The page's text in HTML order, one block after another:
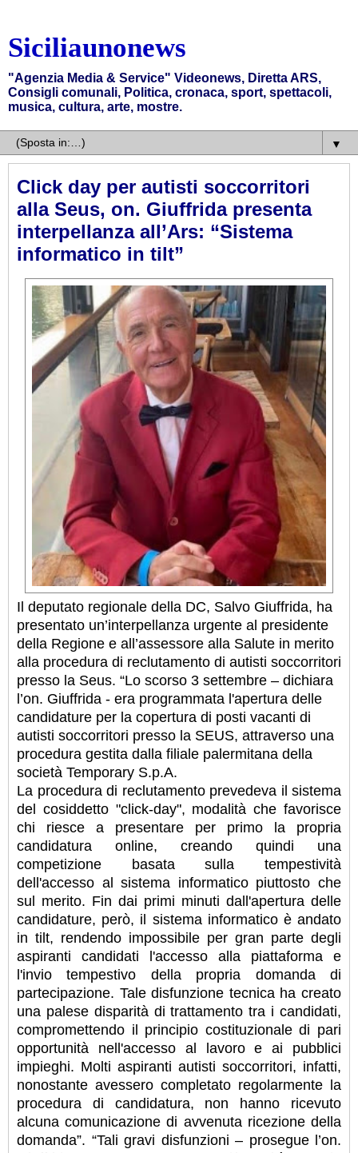
Siciliaunonews
"Agenzia Media & Service" Videonews, Diretta ARS,
Consigli comunali, Politica, cronaca, sport, spettacoli,
musica, cultura, arte, mostre.
▼
Click day per autisti soccorritori
alla Seus, on. Giuffrida presenta
interpellanza all’Ars: “Sistema
informatico in tilt”
Il deputato regionale della DC, Salvo Giuffrida, ha
presentato un’interpellanza urgente al presidente
della Regione e all’assessore alla Salute in merito
alla procedura di reclutamento di autisti soccorritori
presso la Seus. “Lo scorso 3 settembre – dichiara
l’on. Giuffrida - era programmata l'apertura delle
candidature per la copertura di posti vacanti di
autisti soccorritori presso la SEUS, attraverso una
procedura gestita dalla filiale palermitana della
società Temporary S.p.A.
La procedura di reclutamento prevedeva il sistema
del cosiddetto "click-day", modalità che favorisce
chi riesce a presentare per primo la propria
candidatura online, creando quindi una
competizione basata sulla tempestività
dell'accesso al sistema informatico piuttosto che
sul merito. Fin dai primi minuti dall'apertura delle
candidature, però, il sistema informatico è andato
in tilt, rendendo impossibile per gran parte degli
aspiranti candidati l'accesso alla piattaforma e
l'invio tempestivo della propria domanda di
partecipazione. Tale disfunzione tecnica ha creato
una palese disparità di trattamento tra i candidati,
compromettendo il principio costituzionale di pari
opportunità nell'accesso al lavoro e ai pubblici
impieghi. Molti aspiranti autisti soccorritori, infatti,
nonostante avessero completato regolarmente la
procedura di candidatura, non hanno ricevuto
alcuna comunicazione di avvenuta ricezione della
domanda”. “Tali gravi disfunzioni – prosegue l’on.